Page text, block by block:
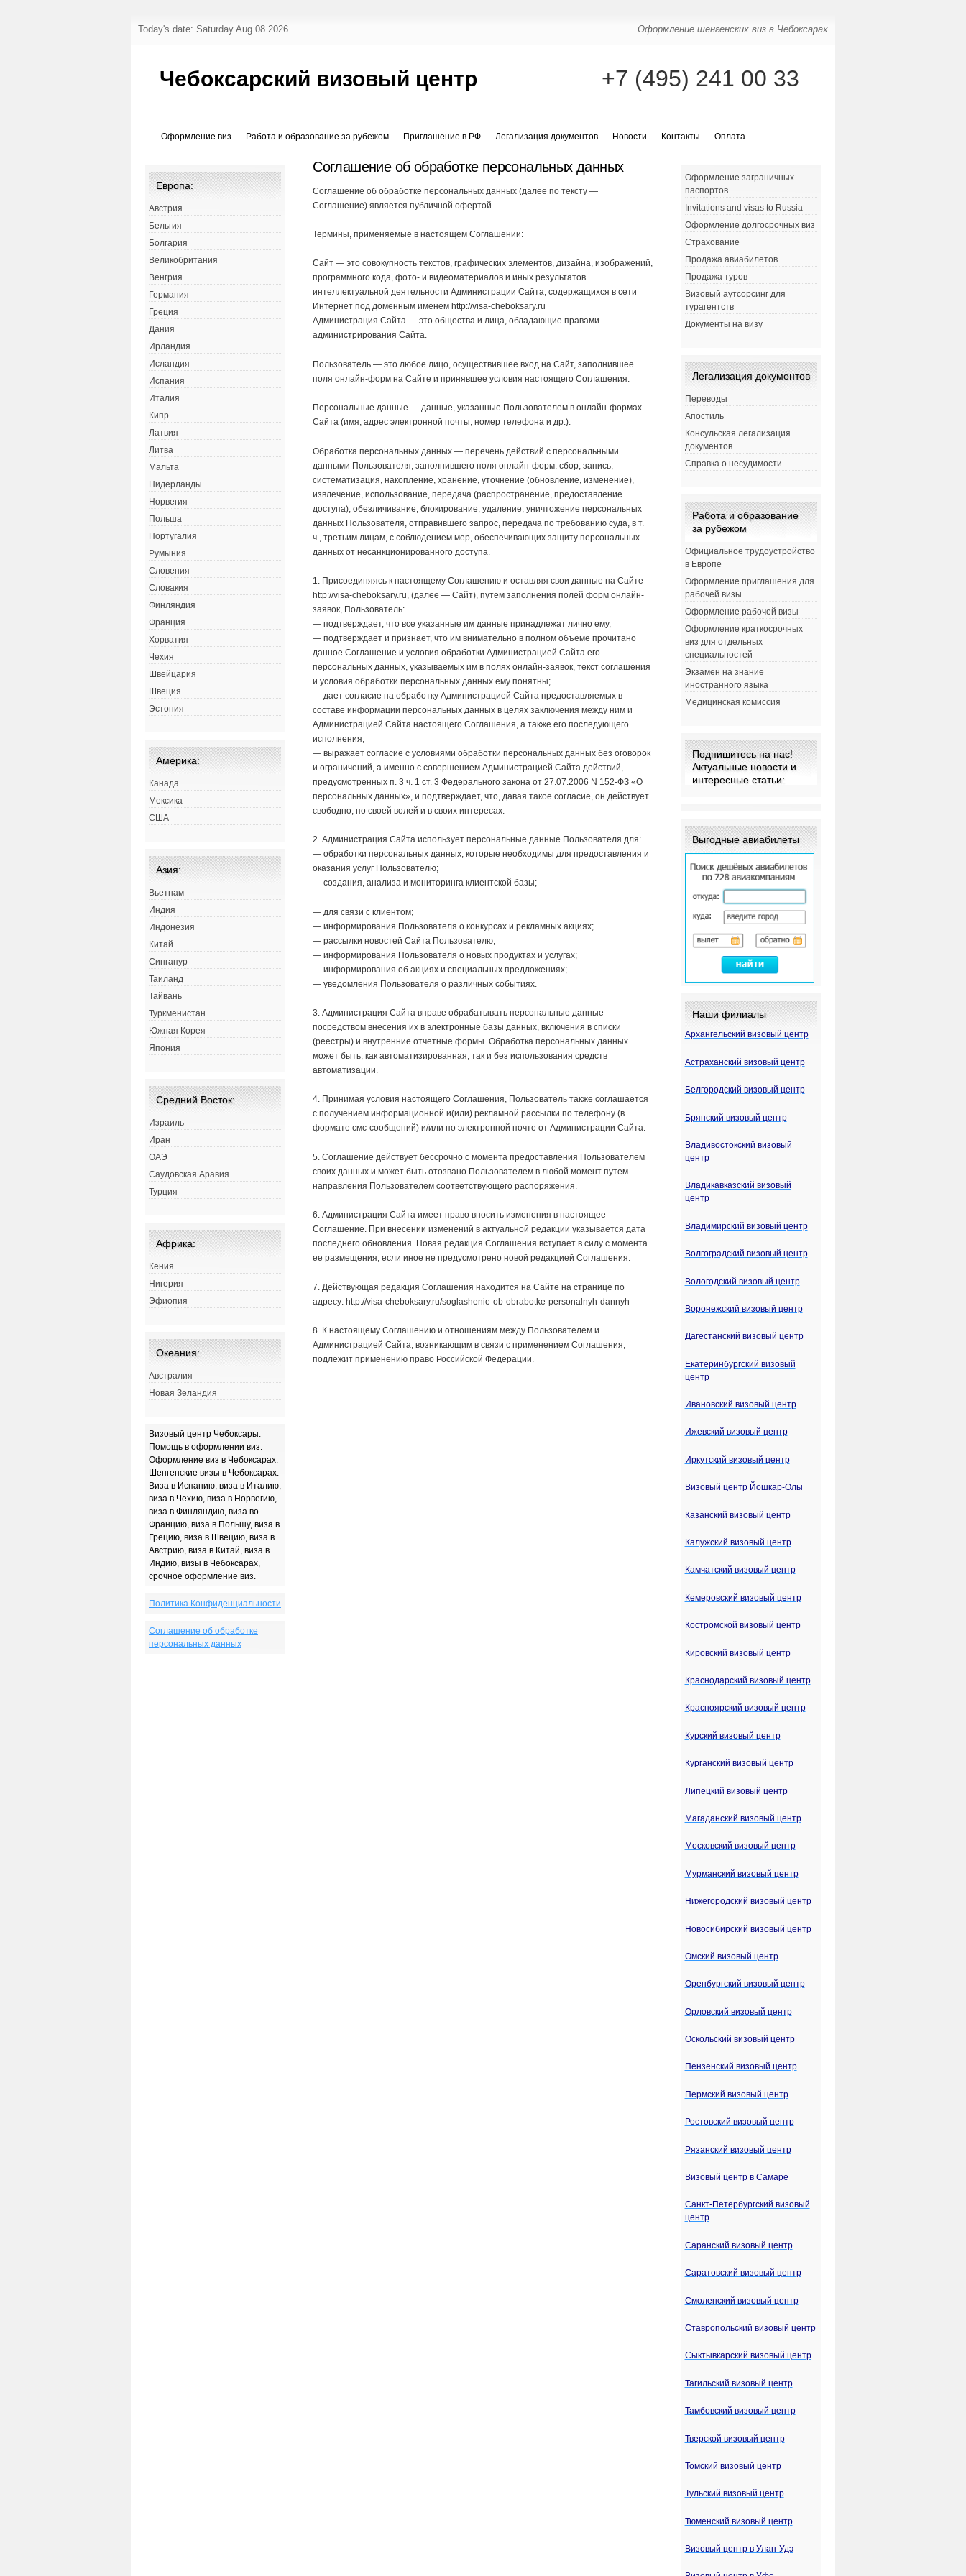
Оформление шенгенских виз в Чебоксарах
Today's date: Saturday Aug 08 2026
Чебоксарский визовый центр +7 (495) 241 00 33
Оформление виз Работа и образование за рубежом Приглашение в РФ Легализация документов Новости Контакты Оплата
Соглашение об обработке персональных данных
Соглашение об обработке персональных данных (далее по тексту —
Соглашение) является публичной офертой.
Термины, применяемые в настоящем Соглашении:
Сайт — это совокупность текстов, графических элементов, дизайна, изображений,
программного кода, фото- и видеоматериалов и иных результатов
интеллектуальной деятельности Администрации Сайта, содержащихся в сети
Интернет под доменным именем http://visa-cheboksary.ru
Администрация Сайта — это общества и лица, обладающие правами
администрирования Сайта.
Пользователь — это любое лицо, осуществившее вход на Сайт, заполнившее
поля онлайн-форм на Сайте и принявшее условия настоящего Соглашения.
Персональные данные — данные, указанные Пользователем в онлайн-формах
Сайта (имя, адрес электронной почты, номер телефона и др.).
Обработка персональных данных — перечень действий с персональными
данными Пользователя, заполнившего поля онлайн-форм: сбор, запись,
систематизация, накопление, хранение, уточнение (обновление, изменение),
извлечение, использование, передача (распространение, предоставление
доступа), обезличивание, блокирование, удаление, уничтожение персональных
данных Пользователя, отправившего запрос, передача по требованию суда, в т.
ч., третьим лицам, с соблюдением мер, обеспечивающих защиту персональных
данных от несанкционированного доступа.
1. Присоединяясь к настоящему Соглашению и оставляя свои данные на Сайте
http://visa-cheboksary.ru, (далее — Сайт), путем заполнения полей форм онлайн-
заявок, Пользователь:
— подтверждает, что все указанные им данные принадлежат лично ему,
— подтверждает и признает, что им внимательно в полном объеме прочитано
данное Соглашение и условия обработки Администрацией Сайта его
персональных данных, указываемых им в полях онлайн-заявок, текст соглашения
и условия обработки персональных данных ему понятны;
— дает согласие на обработку Администрацией Сайта предоставляемых в
составе информации персональных данных в целях заключения между ним и
Администрацией Сайта настоящего Соглашения, а также его последующего
исполнения;
— выражает согласие с условиями обработки персональных данных без оговорок
и ограничений, а именно с совершением Администрацией Сайта действий,
предусмотренных п. 3 ч. 1 ст. 3 Федерального закона от 27.07.2006 N 152-ФЗ «О
персональных данных», и подтверждает, что, давая такое согласие, он действует
свободно, по своей волей и в своих интересах.
2. Администрация Сайта использует персональные данные Пользователя для:
— обработки персональных данных, которые необходимы для предоставления и
оказания услуг Пользователю;
— создания, анализа и мониторинга клиентской базы;
— для связи с клиентом;
— информирования Пользователя о конкурсах и рекламных акциях;
— рассылки новостей Сайта Пользователю;
— информирования Пользователя о новых продуктах и услугах;
— информирования об акциях и специальных предложениях;
— уведомления Пользователя о различных событиях.
3. Администрация Сайта вправе обрабатывать персональные данные
посредством внесения их в электронные базы данных, включения в списки
(реестры) и внутренние отчетные формы. Обработка персональных данных
может быть, как автоматизированная, так и без использования средств
автоматизации.
4. Принимая условия настоящего Соглашения, Пользователь также соглашается
с получением информационной и(или) рекламной рассылки по телефону (в
формате смс-сообщений) и/или по электронной почте от Администрации Сайта.
5. Соглашение действует бессрочно с момента предоставления Пользователем
своих данных и может быть отозвано Пользователем в любой момент путем
направления Пользователем соответствующего распоряжения.
6. Администрация Сайта имеет право вносить изменения в настоящее
Соглашение. При внесении изменений в актуальной редакции указывается дата
последнего обновления. Новая редакция Соглашения вступает в силу с момента
ее размещения, если иное не предусмотрено новой редакцией Соглашения.
7. Действующая редакция Соглашения находится на Сайте на странице по
адресу: http://visa-cheboksary.ru/soglashenie-ob-obrabotke-personalnyh-dannyh
8. К настоящему Соглашению и отношениям между Пользователем и
Администрацией Сайта, возникающим в связи с применением Соглашения,
подлежит применению право Российской Федерации.
Европа:
Австрия
Бельгия
Болгария
Великобритания
Венгрия
Германия
Греция
Дания
Ирландия
Исландия
Испания
Италия
Кипр
Латвия
Литва
Мальта
Нидерланды
Норвегия
Польша
Португалия
Румыния
Словения
Словакия
Финляндия
Франция
Хорватия
Чехия
Швейцария
Швеция
Эстония
Америка:
Канада
Мексика
США
Азия:
Вьетнам
Индия
Индонезия
Китай
Сингапур
Таиланд
Тайвань
Туркменистан
Южная Корея
Япония
Средний Восток:
Израиль
Иран
ОАЭ
Саудовская Аравия
Турция
Африка:
Кения
Нигерия
Эфиопия
Океания:
Австралия
Новая Зеландия
Визовый центр Чебоксары.
Помощь в оформлении виз.
Оформление виз в Чебоксарах.
Шенгенские визы в Чебоксарах.
Виза в Испанию, виза в Италию,
виза в Чехию, виза в Норвегию,
виза в Финляндию, виза во
Францию, виза в Польшу, виза в
Грецию, виза в Швецию, виза в
Австрию, виза в Китай, виза в
Индию, визы в Чебоксарах,
срочное оформление виз.
Политика Конфиденциальности
Соглашение об обработке
персональных данных
Оформление заграничных
паспортов
Invitations and visas to Russia
Оформление долгосрочных виз
Страхование
Продажа авиабилетов
Продажа туров
Визовый аутсорсинг для
турагентств
Документы на визу
Легализация документов
Переводы
Апостиль
Консульская легализация
документов
Справка о несудимости
Работа и образование
за рубежом
Официальное трудоустройство
в Европе
Оформление приглашения для
рабочей визы
Оформление рабочей визы
Оформление краткосрочных
виз для отдельных
специальностей
Экзамен на знание
иностранного языка
Медицинская комиссия
Подпишитесь на нас!
Актуальные новости и
интересные статьи:
Выгодные авиабилеты
Наши филиалы
Архангельский визовый центр
Астраханский визовый центр
Белгородский визовый центр
Брянский визовый центр
Владивостокский визовый
центр
Владикавказский визовый
центр
Владимирский визовый центр
Волгоградский визовый центр
Вологодский визовый центр
Воронежский визовый центр
Дагестанский визовый центр
Екатеринбургский визовый
центр
Ивановский визовый центр
Ижевский визовый центр
Иркутский визовый центр
Визовый центр Йошкар-Олы
Казанский визовый центр
Калужский визовый центр
Камчатский визовый центр
Кемеровский визовый центр
Костромской визовый центр
Кировский визовый центр
Краснодарский визовый центр
Красноярский визовый центр
Курский визовый центр
Курганский визовый центр
Липецкий визовый центр
Магаданский визовый центр
Московский визовый центр
Мурманский визовый центр
Нижегородский визовый центр
Новосибирский визовый центр
Омский визовый центр
Оренбургский визовый центр
Орловский визовый центр
Оскольский визовый центр
Пензенский визовый центр
Пермский визовый центр
Ростовский визовый центр
Рязанский визовый центр
Визовый центр в Самаре
Санкт-Петербургский визовый
центр
Саранский визовый центр
Саратовский визовый центр
Смоленский визовый центр
Ставропольский визовый центр
Сыктывкарский визовый центр
Тагильский визовый центр
Тамбовский визовый центр
Тверской визовый центр
Томский визовый центр
Тульский визовый центр
Тюменский визовый центр
Визовый центр в Улан-Удэ